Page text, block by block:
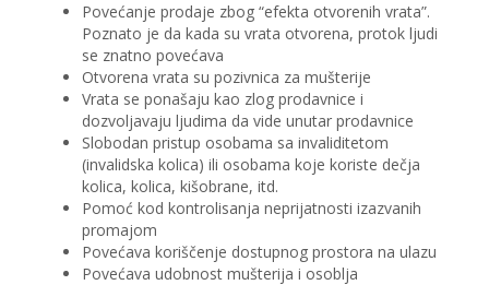
Povećanje prodaje zbog “efekta otvorenih vrata”.
Poznato je da kada su vrata otvorena, protok ljudi
se znatno povećava
Otvorena vrata su pozivnica za mušterije
Vrata se ponašaju kao zlog prodavnice i
dozvoljavaju ljudima da vide unutar prodavnice
Slobodan pristup osobama sa invaliditetom
(invalidska kolica) ili osobama koje koriste dečja
kolica, kolica, kišobrane, itd.
Pomoć kod kontrolisanja neprijatnosti izazvanih
promajom
Povećava koriščenje dostupnog prostora na ulazu
Povećava udobnost mušterija i osoblja